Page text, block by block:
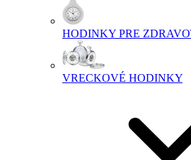
HODINKY PRE
VRECKOVÉ HODINKY